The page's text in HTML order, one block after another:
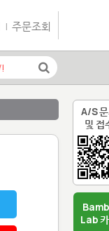
A/S
및 접
Lab
| 주문조회